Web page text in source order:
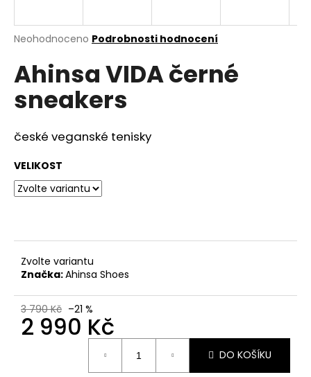
Průměrné
produktu
je
z
hvězdiček.
Neohodnoceno Podrobnosti hodnocení
Ahinsa VIDA černé
sneakers
české veganské tenisky
VELIKOST
Zvolte variantu
Značka:Ahinsa Shoes
3 790 Kč –21 %
2 990 Kč
DO KOŠÍKU
j
t
?
o
o
u
č
u